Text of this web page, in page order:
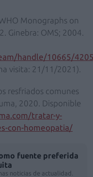
Monographs on
Ginebra: OMS; 2004.
handle/10665/
visita: 21/11/2021).
resfriados comunes
2020. Disponible
tratar-y-
con-homeopatia/
fuente preferida
noticias de actualidad.